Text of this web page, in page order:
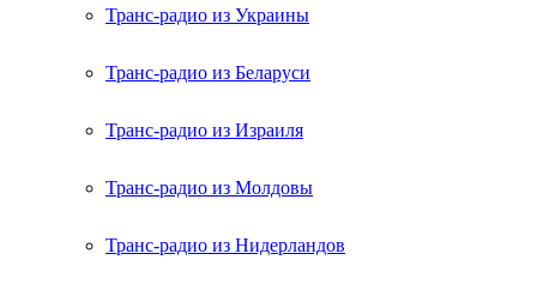
Транс-радио из Украины
Транс-радио из Беларуси
Транс-радио из Израиля
Транс-радио из Молдовы
Транс-радио из Нидерландов